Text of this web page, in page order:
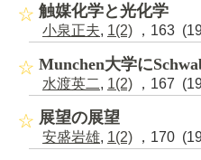
触媒化学と光化学
小泉正夫, 1(2) ，163
Munchen大学に
水渡英二, 1(2) ，167
展望の展望
安盛岩雄, 1(2) ，170